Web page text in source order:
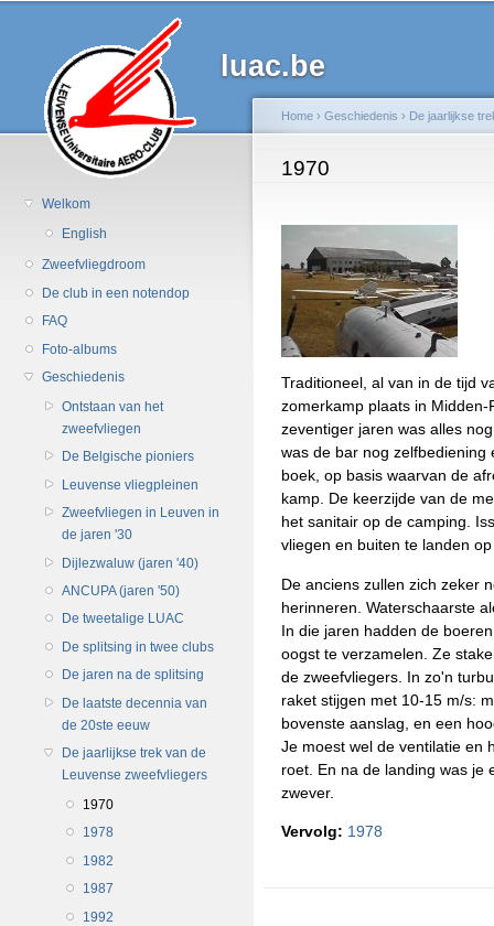
luac.be
Welkom
English
Zweefvliegdroom
De club in een notendop
FAQ
Foto-albums
Geschiedenis
Ontstaan van het
zweefvliegen
De Belgische pioniers
Leuvense vliegpleinen
Zweefvliegen in Leuven in
de jaren '30
Dijlezwaluw (jaren '40)
ANCUPA (jaren '50)
De tweetalige LUAC
De splitsing in twee clubs
De jaren na de splitsing
De laatste decennia van
de 20ste eeuw
De jaarlijkse trek van de
Leuvense zweefvliegers
1970
1978
1982
1987
1992
U bent hier
Home › Geschiedenis › De jaarlijkse
1970
Traditioneel, al van in de tijd
zomerkamp plaats in
zeventiger jaren was alles
was de bar nog zelfbediening
boek, op basis waarvan de
kamp. De keerzijde van de
het sanitair op de camping.
vliegen en buiten te landen
De anciens zullen zich zeker
herinneren. Waterschaarste
In die jaren hadden de
oogst te verzamelen. Ze
de zweefvliegers. In zo'n
raket stijgen met 10-15 m/s:
bovenste aanslag, en een
Je moest wel de ventilatie en
roet. En na de landing was je
zwever.
Vervolg: 1978